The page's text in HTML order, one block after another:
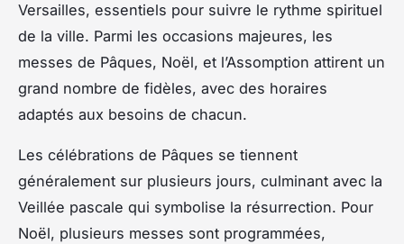
Versailles, essentiels pour suivre le rythme spirituel
de la ville. Parmi les occasions majeures, les
messes de Pâques, Noël, et l’Assomption attirent un
grand nombre de fidèles, avec des horaires
adaptés aux besoins de chacun.
Les célébrations de Pâques se tiennent
généralement sur plusieurs jours, culminant avec la
Veillée pascale qui symbolise la résurrection. Pour
Noël, plusieurs messes sont programmées,